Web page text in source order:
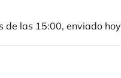
de las 15:00, enviado hoy